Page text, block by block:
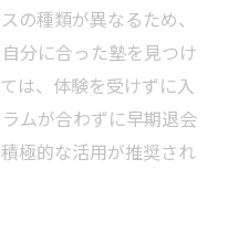
別指導塾体験から
アップのヒントを探
合う個別指導塾を選
の種類が異なるため、
分に合った塾を見つけ
は、体験を受けずに入
ムが合わずに早期退会
極的な活用が推奨され